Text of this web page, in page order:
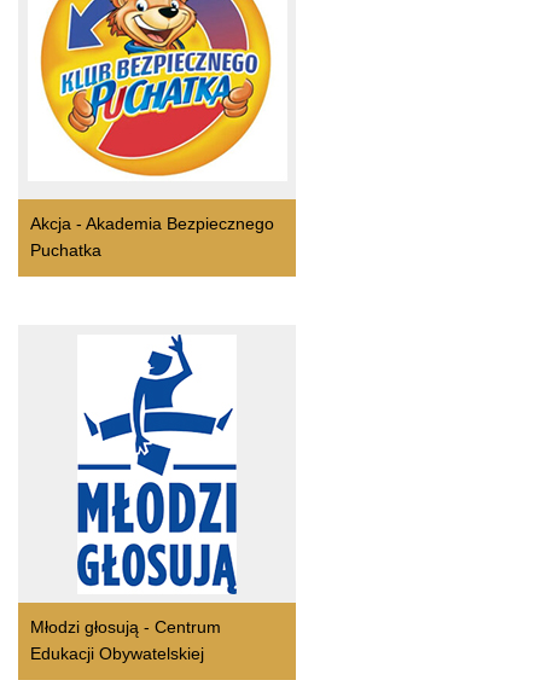
Akcja - Akademia Bezpiecznego
Puchatka
Młodzi głosują - Centrum
Edukacji Obywatelskiej